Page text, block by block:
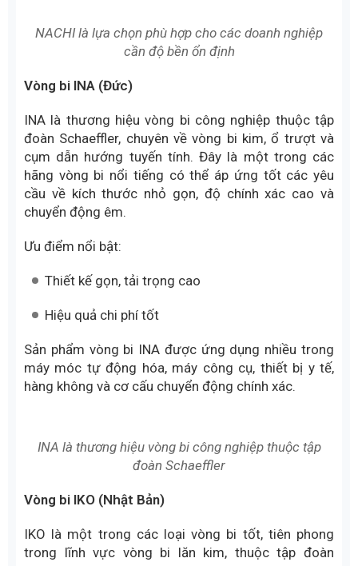
Chịu tải cao, tốc độ cao
Giảm rung, hạn chế nóng ổ hay tốn nhiều chi phí
Hoạt động êm, giảm tiếng ồn và tiêu thụ năng
lượng hiệu quả
Phù hợp cho các hệ thống và dây chuyền tự
động hóa hiện đại
Vòng bi INA (Đức)
INA là thương hiệu vòng bi công nghiệp thuộc tập
đoàn Schaeffler, chuyên về vòng bi kim, ổ trượt và
cụm dẫn hướng tuyến tính. Đây là một trong các
hãng vòng bi nổi tiếng có thể áp ứng tốt các yêu
cầu về kích thước nhỏ gọn, độ chính xác cao và
Ưu điểm nổi bật:
Sản phẩm vòng bi INA được ứng dụng nhiều trong